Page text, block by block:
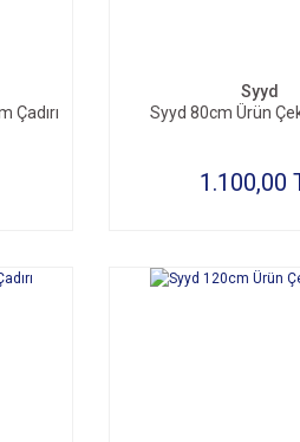
Çadırı
Syyd
Syyd 80cm Ürün
1.100,00